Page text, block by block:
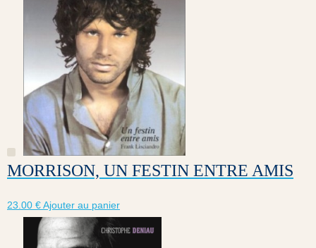
MORRISON, UN FESTIN ENTRE AMIS
23.00 €Ajouter au panier